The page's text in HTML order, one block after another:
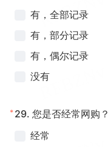
有，全部记录
有，部分记录
有，偶尔记录
没有
* 29. 您是否经常网购？
经常